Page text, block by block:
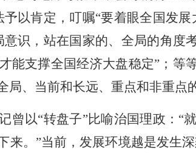
以肯定，叮嘱“要着眼全国发
识，站在国家的、全局的角
能支撑全国经济大盘稳定”；
、当前和长远、重点和非重点
曾以“转盘子”比喻治国理政：
来。”当前，发展环境越是发生